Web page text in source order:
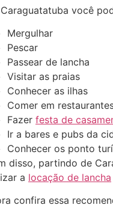
você
Mergulhar
Pescar
Passear de lancha
Visitar as praias
Conhecer as ilhas
Comer em
Fazer festa de
Ir a bares e pubs da
Conhecer os ponto
disso, partindo de
a locação de lancha
confira essa